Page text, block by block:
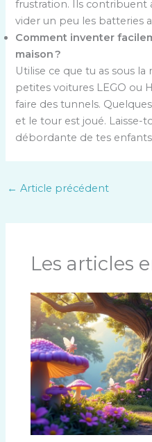
frustration. Ils contribuent
vider un peu les batteries
Comment inventer
maison ?
Utilise ce que tu as sous la
petites voitures LEGO ou
faire des tunnels.
et le tour est joué. Laisse-
débordante de tes enfants
← Article précédent
Les articles